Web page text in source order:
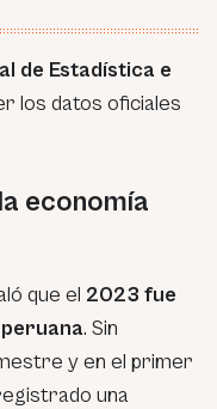
de Estadística e
los datos oficiales
economía
que el 2023 fue
. Sin
y en el primer
una